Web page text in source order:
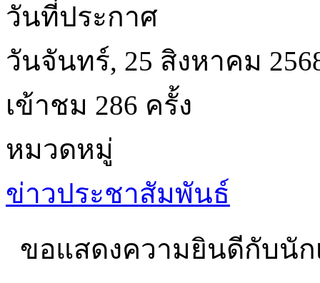
วันที่ประกาศ
วันจันทร์, 25 สิงหาคม
เข้าชม 286 ครั้ง
หมวดหมู่
ข่าวประชาสัมพันธ์
ขอแสดงความยินดีกับนัก